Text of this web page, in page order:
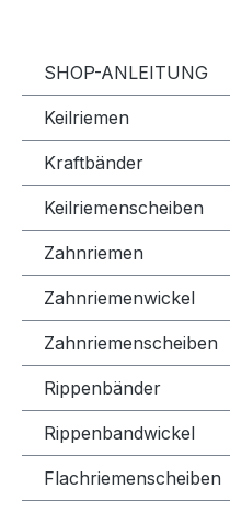
SHOP-ANLEITUNG
Keilriemen
Kraftbänder
Keilriemenscheiben
Zahnriemen
Zahnriemenwickel
Zahnriemenscheiben
Rippenbänder
Rippenbandwickel
Flachriemenscheiben